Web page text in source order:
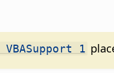
1